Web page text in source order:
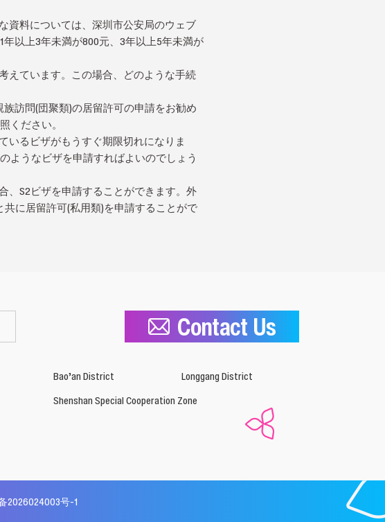
資料については、深圳市公安局のウェブ
以上3年未満が800元、3年以上5年未満が
えています。この場合、どのような手続
訪問(団聚類)の居留許可の申請をお勧め
ください。
いるビザがもうすぐ期限切れになりま
ようなビザを申請すればよいのでしょう
S2ビザを申請することができます。外
に居留許可(私用類)を申請することがで
Contact Us
Bao’an District
Longgang District
Shenshan Special Cooperation Zone
2026024003号-1